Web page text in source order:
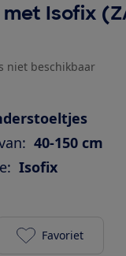
Isofix
niet beschikbaar
40-150 cm
Isofix
Reecle
Favoriet